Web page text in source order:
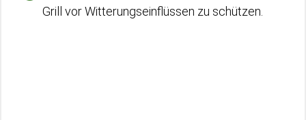
Grill vor Witterungseinflüssen zu schützen.